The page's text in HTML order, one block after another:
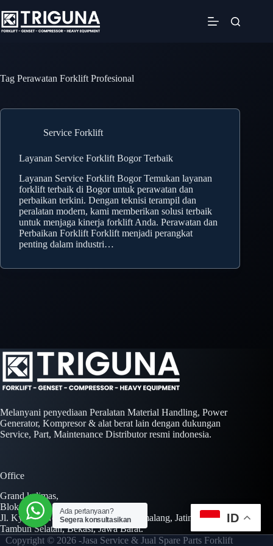
to
content
Tag Perawatan Forklift Profesional
Service Forklift
Layanan Service Forklift Bogor Terbaik
Layanan Service Forklift Bogor Temukan layanan
forklift terbaik di Bogor untuk perawatan dan
perbaikan terkini. Dengan teknisi terampil dan
peralatan modern, kami memberikan solusi terbaik
untuk menjaga kinerja forklift Anda. Perawatan dan
Perbaikan Forklift Forklift menjadi perangkat
penting dalam industri…
Melanyani penyediaan Peralatan Material Handling, Power
Generator, Kompresor & alat berat lain dengan dukungan
Service, Part, Maintenance Distributor resmi indonesia.
Office
Grand kalimas,
Blok A No. 01 Kav. AA No. 01-02,
Jl. Kyai H. Noer Ali Jl. Inspeksi Kalimalang, Jatimulya,
Tambun Selatan, Bekasi, Jawa Barat.
Copyright © 2026 -Jasa Service & Jual Spare Parts Forklift
ID
Ada pertanyaan?
Segera konsultasikan